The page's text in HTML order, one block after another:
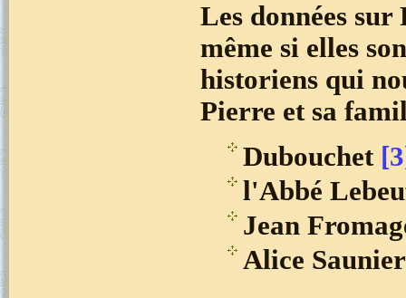
Les données
même si elles
historiens qui
Pierre et sa
Dubouchet
l'Abbé
Jean
Alice